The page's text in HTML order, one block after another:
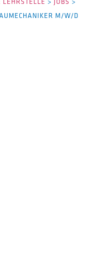
M/W/D